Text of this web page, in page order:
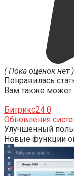
( Пока оценок нет )
Понравилась
Вам также может
Битрикс24 0
Обновления
Улучшенный
Новые функции